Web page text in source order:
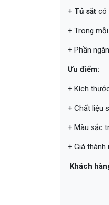
+ Tủ sắt có
+ Trong
+ Phần
Ưu điểm:
+ Kích
+ Chất liệu
+ Màu sắc
+ Giá thành
Khách